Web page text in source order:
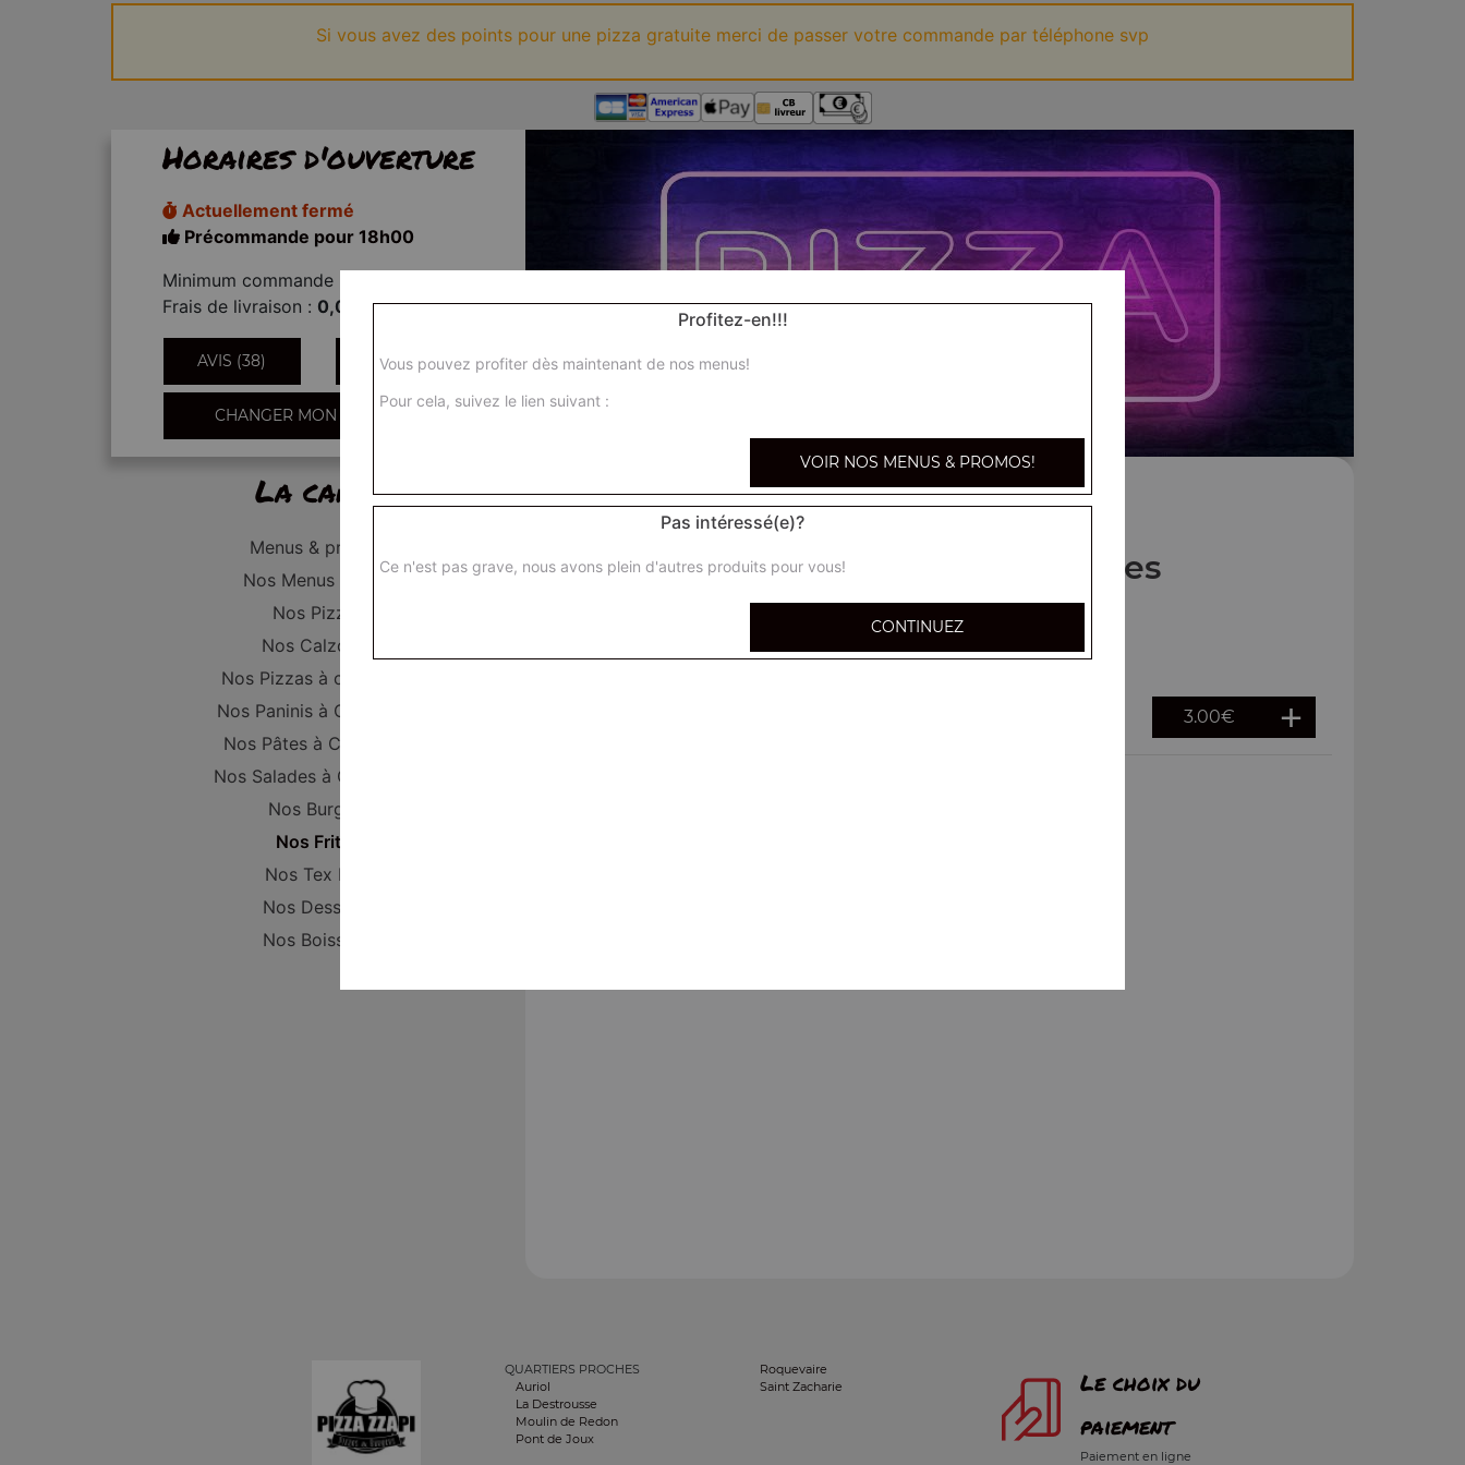
Si vous avez des points pour une pizza gratuite merci de passer votre commande par téléphone svp
Horaires d'ouverture
Actuellement fermé
Précommande pour 18h00
Minimum commande :
Frais de livraison : 0,00€
AVIS (38) INFORMATIONS
CHANGER MON QUARTIER
La carte
Menus & promos
Nos Menus Enfant
Nos Pizzas
Nos Calzones
Nos Pizzas à composer
Nos Paninis à Composer
Nos Pâtes à Composer
Nos Salades à Composer
Nos Burgers
Nos Frites
Nos Tex Mex
Nos Desserts
Nos Boissons
Nos Frites
3.00€
QUARTIERS PROCHES
Auriol
La Destrousse
Moulin de Redon
Pont de Joux
Roquevaire
Saint Zacharie
Le choix du
paiement
Paiement en ligne
Profitez-en!!!
Vous pouvez profiter dès maintenant de nos menus!
Pour cela, suivez le lien suivant :
VOIR NOS MENUS & PROMOS!
Pas intéressé(e)?
Ce n'est pas grave, nous avons plein d'autres produits pour vous!
CONTINUEZ